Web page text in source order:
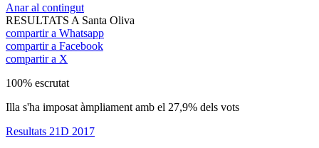
Anar al contingut
RESULTATS A Santa Oliva
compartir a Whatsapp
compartir a Facebook
compartir a X
100% escrutat
Illa s'ha imposat àmpliament amb el 27,9% dels vots
Resultats 21D 2017